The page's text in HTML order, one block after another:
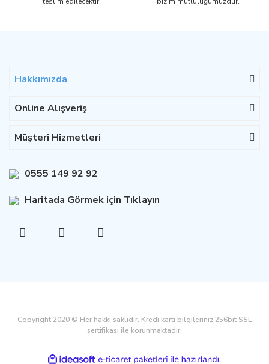
Hakkımızda
Online Alışveriş
Müşteri Hizmetleri
0555 149 92 92
Haritada Görmek için Tıklayın
Copyright 2020 © Her hakkı saklıdır. Kredi kartı bilgileriniz 256bit SSL
sertifikası ile korunmaktadır.
ideasoft e-